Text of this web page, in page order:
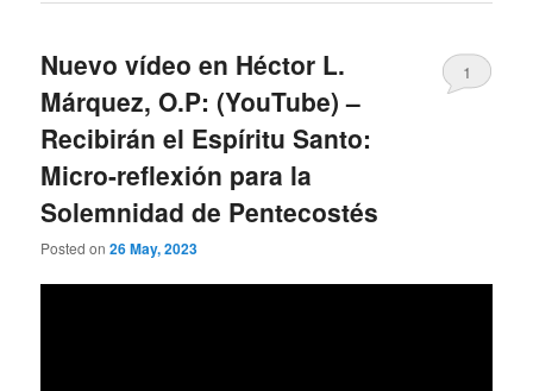
Nuevo vídeo en Héctor L.
Márquez, O.P: (YouTube) –
Recibirán el Espíritu Santo:
Micro-reflexión para la
Solemnidad de Pentecostés
Posted on26 May, 2023
1